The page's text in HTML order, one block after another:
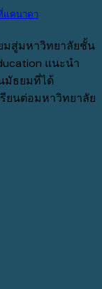
แคนาดา
มสู่มหาวิทยาลัยชั้น
แนะนำ
มัธยมที่ได้
รียนต่อมหาวิทยาลัย